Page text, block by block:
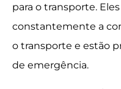
para o transporte.
constantemente a
o transporte e estão
de emergência.